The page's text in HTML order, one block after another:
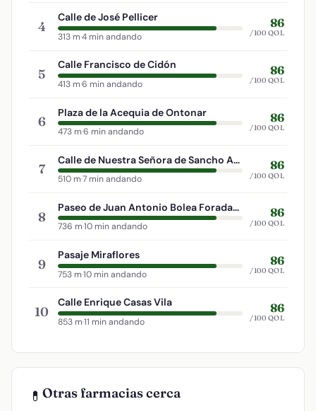
4
Calle de José Pellicer
313 m·4 min andando
86
/100 QOL
5
Calle Francisco de Cidón
413 m·6 min andando
86
/100 QOL
6
Plaza de la Acequia de Ontonar
473 m·6 min andando
86
/100 QOL
7
Calle de Nuestra Señora de Sancho Abarca
510 m·7 min andando
86
/100 QOL
8
Paseo de Juan Antonio Bolea Foradada
736 m·10 min andando
86
/100 QOL
9
Pasaje Miraflores
753 m·10 min andando
86
/100 QOL
10
Calle Enrique Casas Vila
853 m·11 min andando
86
/100 QOL
💊 Otras farmacias cerca